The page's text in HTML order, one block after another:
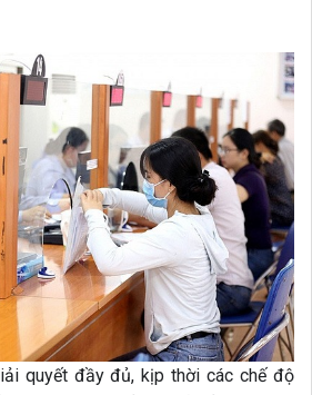
quyết đầy đủ, kịp thời các chế độ